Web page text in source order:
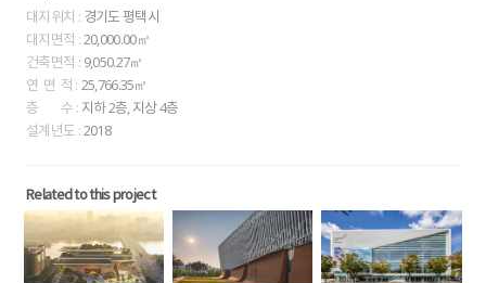
대지위치 : 경기도 평택시
대지면적 :20,000.00㎡
건축면적 : 9,050.27㎡
연 면 적 : 25,766.35㎡
층 수 : 지하 2층, 지상 4층
설계년도 :2018
Related to this project